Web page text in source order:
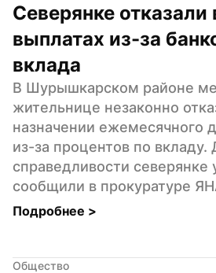
Северянке отказали
выплатах из-за
вклада
В Шурышкарском районе
жительнице незаконно
назначении ежемесячного
из-за процентов по вкладу.
справедливости северянке
сообщили в прокуратуре
Подробнее >
Общество